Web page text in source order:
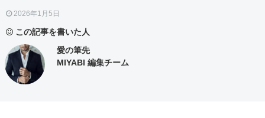
2026年1月5日
この記事を書いた人
愛の筆先
MIYABI 編集チーム